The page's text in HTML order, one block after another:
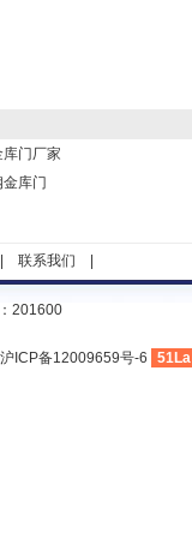
门厂家
库门
联系我们
201600
沪ICP备12009659号-6 51La